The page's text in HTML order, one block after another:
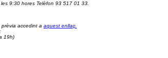
9:30 hores Telèfon 93 517 01 33.
accedint a aquest enllaç.
19h)